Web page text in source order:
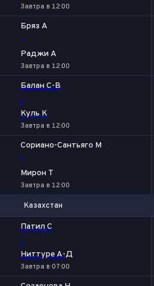
Завтра в 12:00
Бряз А
-
Раджи А
Завтра в 12:00
Балан С-В
-
Куль К
Завтра в 12:00
Сориано-Сантьяго М
-
Мирон Т
Завтра в 12:00
Казахстан
Патил С
-
Ниттуре А-Д
Завтра в 07:00